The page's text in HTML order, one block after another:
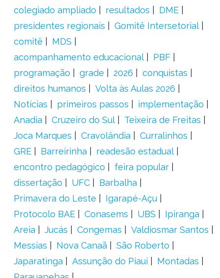
colegiado ampliado
resultados
DME
presidentes regionais
Gomitê Intersetorial
comitê
MDS
acompanhamento educacional
PBF
programação
grade 2026
conquistas
direitos humanos
Volta às Aulas 2026
Notícias
primeiros passos
implementação
Anadia
Cruzeiro do Sul
Teixeira de Freitas
Joca Marques
Cravolândia
Curralinhos
GRE
Barreirinha
readesão estadual
encontro pedagógico
feira popular
dissertação
UFC
Barbalha
Primavera do Leste
Igarapé-Açu
Protocolo BAE
Conasems UBS
Ipiranga
Areia
Jucás Congemas
Valdiosmar Santos
Messias
Nova Canaã
São Roberto
Japaratinga
Assunção do Piauí
Montadas